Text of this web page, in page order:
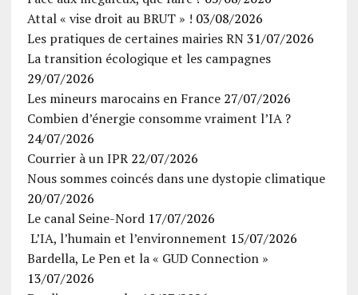
Attal « vise droit au BRUT » ! 03/08/2026
Les pratiques de certaines mairies RN 31/07/2026
La transition écologique et les campagnes
29/07/2026
Les mineurs marocains en France 27/07/2026
Combien d’énergie consomme vraiment l’IA ?
24/07/2026
Courrier à un IPR 22/07/2026
Nous sommes coincés dans une dystopie climatique
20/07/2026
Le canal Seine-Nord 17/07/2026
L’IA, l’humain et l’environnement 15/07/2026
Bardella, Le Pen et la « GUD Connection »
13/07/2026